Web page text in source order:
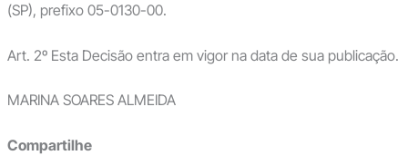
(SP), prefixo 05-0130-00.
Art. 2º Esta Decisão entra em vigor na data de sua publicação.
MARINA SOARES ALMEIDA
Compartilhe